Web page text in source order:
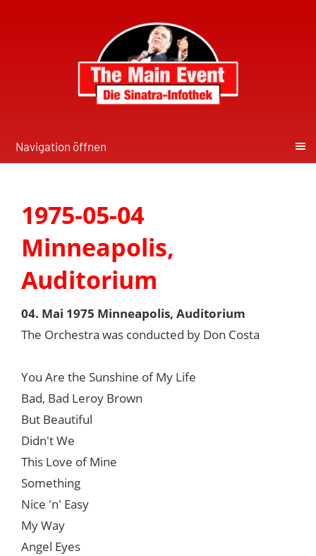
Navigation öffnen
1975-05-04
Minneapolis,
Auditorium
04. Mai 1975 Minneapolis, Auditorium
The Orchestra was conducted by Don Costa
You Are the Sunshine of My Life
Bad, Bad Leroy Brown
But Beautiful
Didn't We
This Love of Mine
Something
Nice 'n' Easy
My Way
Angel Eyes